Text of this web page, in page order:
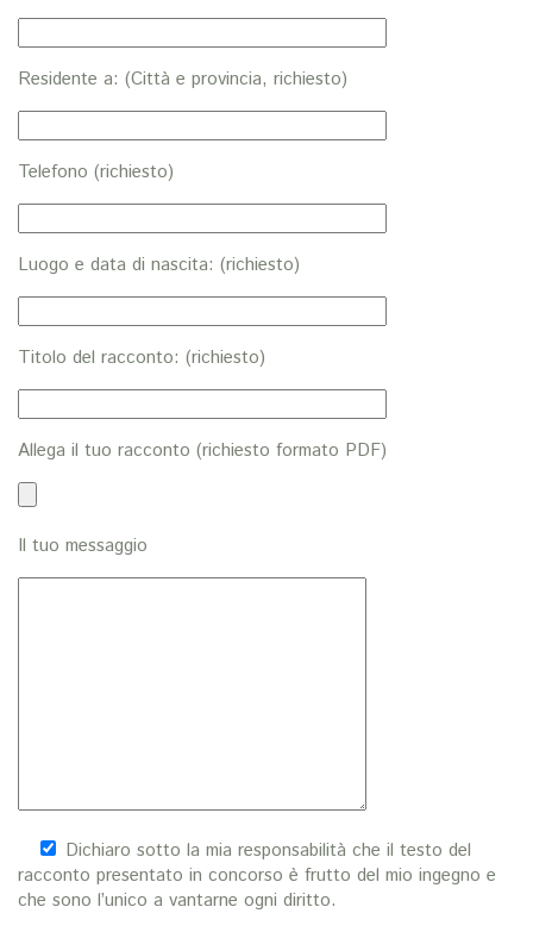
Residente a: (Città e provincia, richiesto)
Telefono (richiesto)
Luogo e data di nascita: (richiesto)
Titolo del racconto: (richiesto)
Allega il tuo racconto (richiesto formato PDF)
Il tuo messaggio
Dichiaro sotto la mia responsabilità che il testo del
racconto presentato in concorso è frutto del mio ingegno e
che sono l’unico a vantarne ogni diritto.